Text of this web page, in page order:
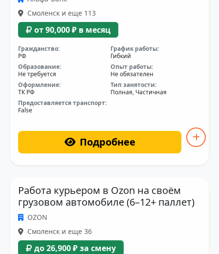
Смоленск и еще 113
от 90,000 ₽ в месяц
Гражданство:
РФ
График работы:
Гибкий
Образование:
Не требуется
Опыт работы:
Не обязателен
Оформление:
ТК РФ
Тип занятости:
Полная, Частичная
Предоставляется транспорт:
False
Подробнее
Работа курьером в Ozon на своём
грузовом автомобиле (6–12+ паллет)
OZON
Смоленск и еще 36
до 26,900 ₽ за смену